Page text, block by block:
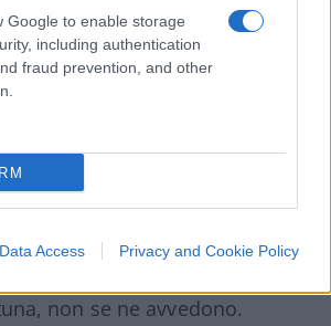
Google to enable storage
including authentication
fraud prevention, and other
Data Access Privacy and Cookie Policy
quella volta, noi idraulici
ma “abbiamo ancora
prima che il mondo finisca”,
diventano inevitabili
non se ne avvedono.